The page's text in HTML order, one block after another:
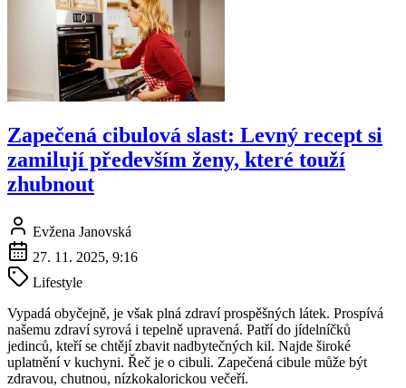
Zapečená cibulová slast: Levný recept si
zamilují především ženy, které touží
zhubnout
Evžena Janovská
27. 11. 2025, 9:16
Lifestyle
Vypadá obyčejně, je však plná zdraví prospěšných látek. Prospívá
našemu zdraví syrová i tepelně upravená. Patří do jídelníčků
jedinců, kteří se chtějí zbavit nadbytečných kil. Najde široké
uplatnění v kuchyni. Řeč je o cibuli. Zapečená cibule může být
zdravou, chutnou, nízkokalorickou večeří.